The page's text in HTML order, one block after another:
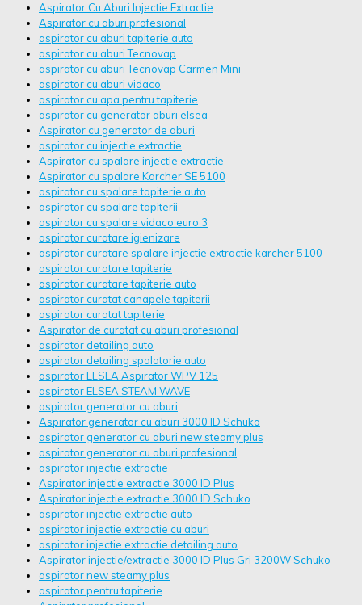
Aspirator Cu Aburi Injectie Extractie
Aspirator cu aburi profesional
aspirator cu aburi tapiterie auto
aspirator cu aburi Tecnovap
aspirator cu aburi Tecnovap Carmen Mini
aspirator cu aburi vidaco
aspirator cu apa pentru tapiterie
aspirator cu generator aburi elsea
Aspirator cu generator de aburi
aspirator cu injectie extractie
Aspirator cu spalare injectie extractie
Aspirator cu spalare Karcher SE 5100
aspirator cu spalare tapiterie auto
aspirator cu spalare tapiterii
aspirator cu spalare vidaco euro 3
aspirator curatare igienizare
aspirator curatare spalare injectie extractie karcher 5100
aspirator curatare tapiterie
aspirator curatare tapiterie auto
aspirator curatat canapele tapiterii
aspirator curatat tapiterie
Aspirator de curatat cu aburi profesional
aspirator detailing auto
aspirator detailing spalatorie auto
aspirator ELSEA Aspirator WPV 125
aspirator ELSEA STEAM WAVE
aspirator generator cu aburi
Aspirator generator cu aburi 3000 ID Schuko
aspirator generator cu aburi new steamy plus
aspirator generator cu aburi profesional
aspirator injectie extractie
Aspirator injectie extractie 3000 ID Plus
Aspirator injectie extractie 3000 ID Schuko
aspirator injectie extractie auto
aspirator injectie extractie cu aburi
aspirator injectie extractie detailing auto
Aspirator injectie/extractie 3000 ID Plus Gri 3200W Schuko
aspirator new steamy plus
aspirator pentru tapiterie